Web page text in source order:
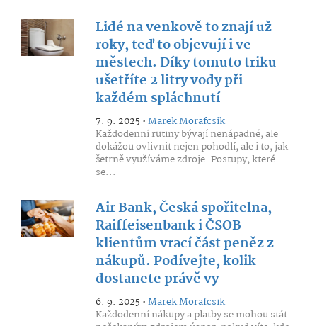
Lidé na venkově to znají už
roky, teď to objevují i ve
městech. Díky tomuto triku
ušetříte 2 litry vody při
každém spláchnutí
7. 9. 2025 •Marek Morafcsik
Každodenní rutiny bývají nenápadné, ale
dokážou ovlivnit nejen pohodlí, ale i to, jak
šetrně využíváme zdroje. Postupy, které
se...
Air Bank, Česká spořitelna,
Raiffeisenbank i ČSOB
klientům vrací část peněz z
nákupů. Podívejte, kolik
dostanete právě vy
6. 9. 2025 •Marek Morafcsik
Každodenní nákupy a platby se mohou stát